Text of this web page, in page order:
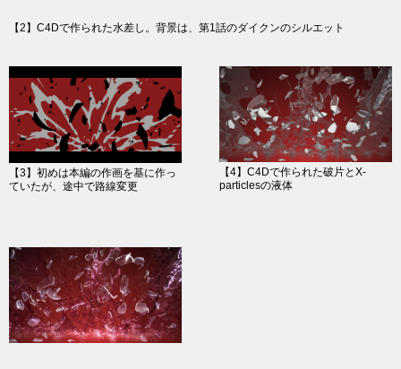
【2】C4Dで作られた水差し。背景は、第1話のダイクンのシルエット
【3】初めは本編の作画を基に作っ
ていたが、途中で路線変更
【4】C4Dで作られた破片とX-
particlesの液体